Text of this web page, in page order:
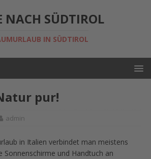
NACH SÜDTIROL
IN SÜDTIROL
pur!
admin
in Italien verbindet man meistens
Sonnenschirme und Handtuch an